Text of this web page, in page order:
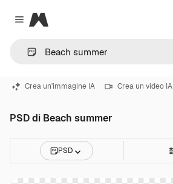
Close menu
Magnific
Crea un'immagine IA Crea un video IA
PSD di Beach summer
PSD